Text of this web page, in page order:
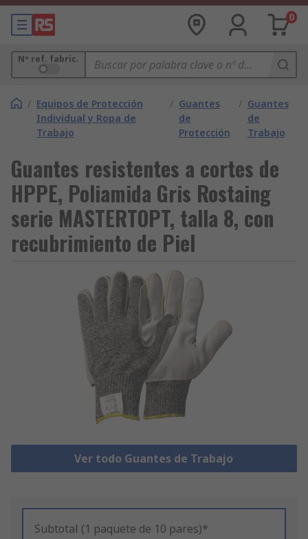
0
Nº ref. fabric.
/ Equipos de Protección
Individual y Ropa de
Trabajo
/ Guantes
de
Protección
/ Guantes
de
Trabajo
Guantes resistentes a cortes de
HPPE, Poliamida Gris Rostaing
serie MASTERTOPT, talla 8, con
recubrimiento de Piel
Ver todo Guantes de Trabajo
Subtotal (1 paquete de 10 pares)*